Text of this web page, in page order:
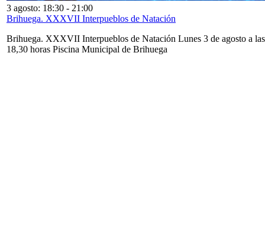
3 agosto: 18:30 - 21:00
Brihuega. XXXVII Interpueblos de Natación
Brihuega. XXXVII Interpueblos de Natación Lunes 3 de agosto a las
18,30 horas Piscina Municipal de Brihuega